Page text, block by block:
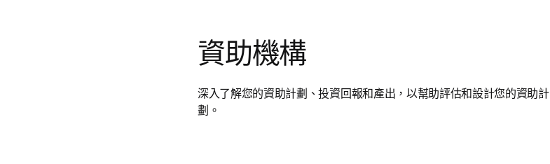
資助機構
深入了解您的資助計劃、投資回報和產出，以幫助評估和設計您的資助計
劃。